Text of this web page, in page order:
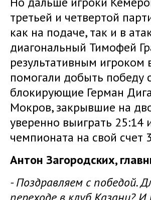
третьей и четвертой
как на подаче, так и в
диагональный Тимофей
результативным игроком
помогали добыть победу
блокирующие Герман
Мокров, закрывшие на
уверенно выиграть 25:14
чемпионата на свой счет
Антон Загородских,
- Поздравляем с победой.